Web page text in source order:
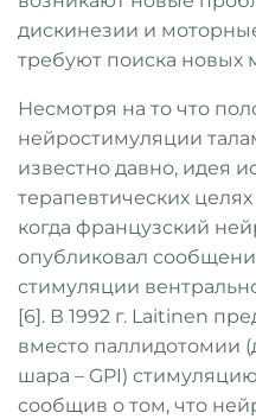
дискинезии и
требуют поиска новых
Несмотря на то что
нейростимуляции
известно давно, идея
терапевтических целях
когда французский
опубликовал
стимуляции
[6]. В 1992 г. Laitinen
вместо паллидотомии
шара – GPI)
сообщив о том, что